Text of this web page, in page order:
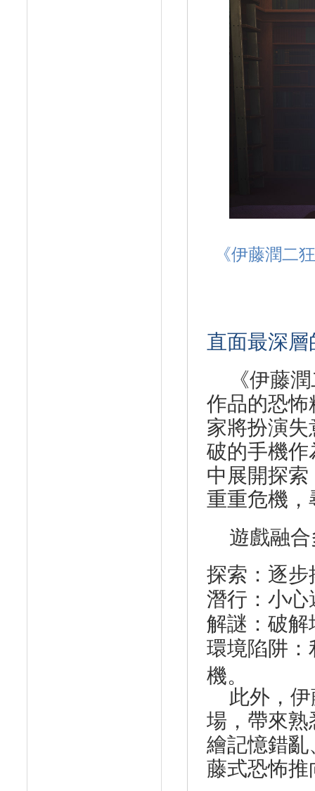
《伊藤潤二
直面最深
《伊藤
作品的恐
家將扮演失
破的手機
中展開探
重重危機
遊戲融
探索 ：逐
潛行 ：小
解謎 ：破
環境陷阱
機。
此外，
場，帶來
繪記憶錯
藤式恐怖推